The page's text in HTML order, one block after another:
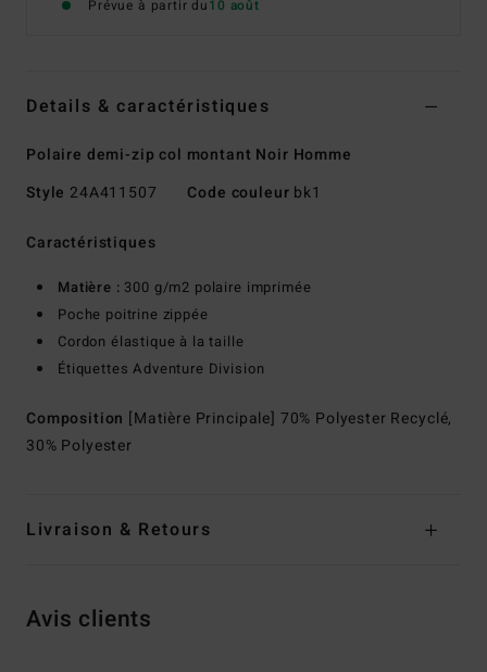
Prévue à partir du10 août
Details & caractéristiques
Polaire demi-zip col montant Noir Homme
Style 24A411507 Code couleur bk1
Caractéristiques
Matière : 300 g/m2 polaire imprimée
Poche poitrine zippée
Cordon élastique à la taille
Étiquettes Adventure Division
Composition [Matière Principale] 70% Polyester Recyclé,
30% Polyester
Livraison & Retours
Avis clients